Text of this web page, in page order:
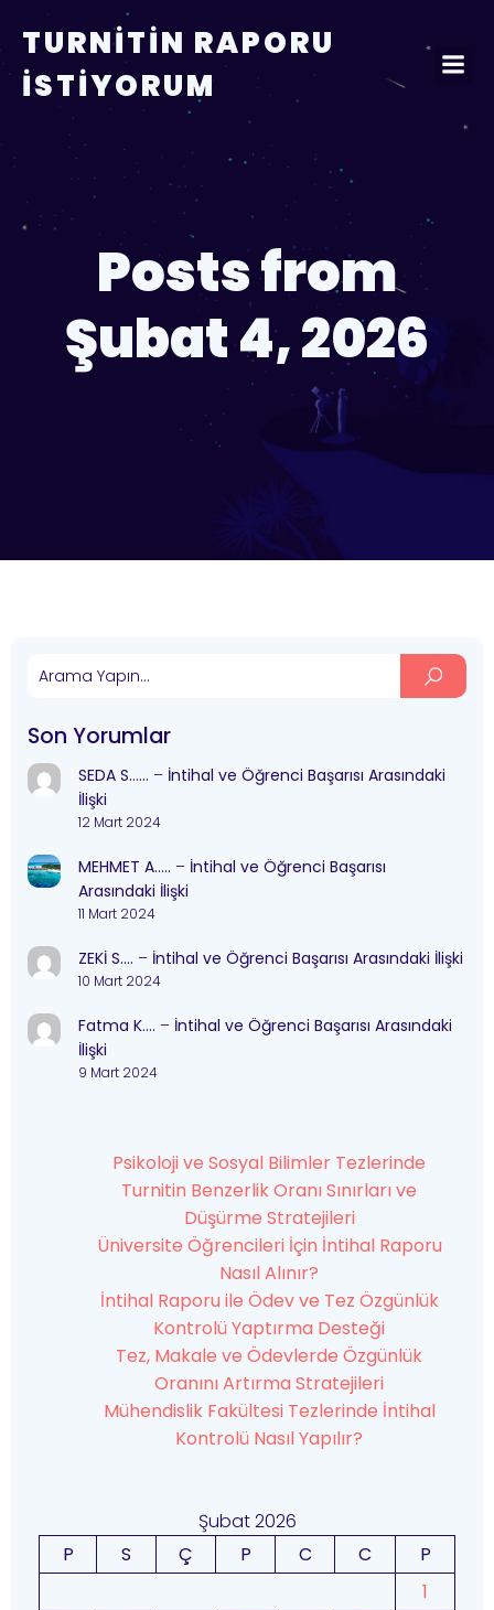
TURNITIN RAPORU
İSTIYORUM
Posts from
Şubat 4, 2026
Son Yorumlar
SEDA S…… – İntihal ve Öğrenci Başarısı Arasındaki
İlişki
12 Mart 2024
MEHMET A….. – İntihal ve Öğrenci Başarısı
Arasındaki İlişki
11 Mart 2024
ZEKİ S…. – İntihal ve Öğrenci Başarısı Arasındaki İlişki
10 Mart 2024
Fatma K…. – İntihal ve Öğrenci Başarısı Arasındaki
İlişki
9 Mart 2024
Psikoloji ve Sosyal Bilimler Tezlerinde
Turnitin Benzerlik Oranı Sınırları ve
Düşürme Stratejileri
Üniversite Öğrencileri İçin İntihal Raporu
Nasıl Alınır?
İntihal Raporu ile Ödev ve Tez Özgünlük
Kontrolü Yaptırma Desteği
Tez, Makale ve Ödevlerde Özgünlük
Oranını Artırma Stratejileri
Mühendislik Fakültesi Tezlerinde İntihal
Kontrolü Nasıl Yapılır?
Şubat 2026
P
S Ç P C C
P
1